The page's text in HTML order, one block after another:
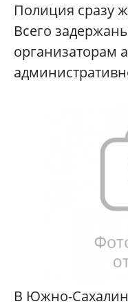
Полиция сразу
Всего
организаторам
В Южно-